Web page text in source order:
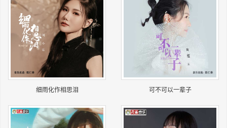
艺人介绍
细雨化作相思泪 可不可以一辈子